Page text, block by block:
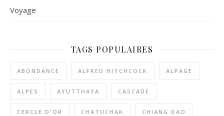
Voyage
TAGS POPULAIRES
ABONDANCE ALFRED HITCHCOCK ALPAGE
ALPES AYUTTHAYA CASCADE
CERCLE D'OR CHATUCHAK CHIANG DAO